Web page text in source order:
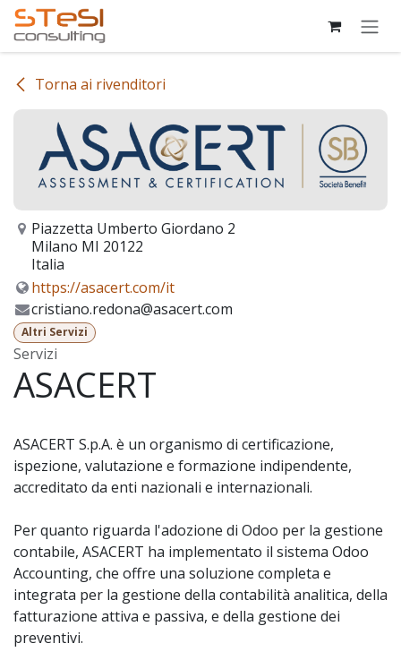
Passa al contenuto
Torna ai rivenditori
Piazzetta Umberto Giordano 2
Milano MI 20122
Italia
https://asacert.com/it
cristiano.redona@asacert.com
Altri Servizi
Servizi
ASACERT
ASACERT S.p.A. è un organismo di certificazione,
ispezione, valutazione e formazione indipendente,
accreditato da enti nazionali e internazionali.
Per quanto riguarda l'adozione di Odoo per la gestione
contabile, ASACERT ha implementato il sistema Odoo
Accounting, che offre una soluzione completa e
integrata per la gestione della contabilità analitica, della
fatturazione attiva e passiva, e della gestione dei
preventivi.